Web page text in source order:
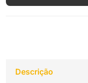
Descrição